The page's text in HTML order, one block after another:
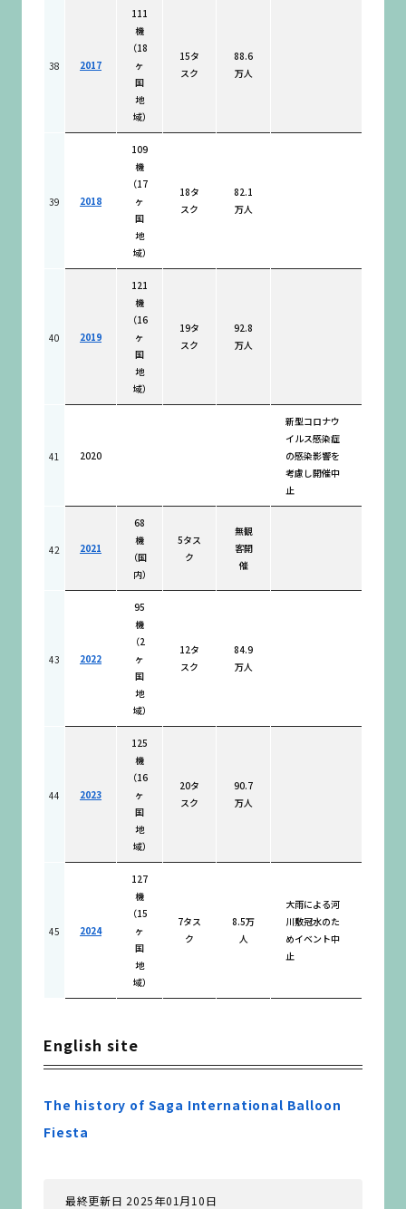
38 2017
111
機
（18
ヶ
国
地
域）
15タ
スク
88.6
万人
39 2018
109
機
（17
ヶ
国
地
域）
18タ
スク
82.1
万人
40 2019
121
機
（16
ヶ
国
地
域）
19タ
スク
92.8
万人
41 2020
新型コロナウ
イルス感染症
の感染影響を
考慮し開催中
止
42 2021
68
機
（国
内）
5タス
ク
無観
客開
催
43 2022
95
機
（2
ヶ
国
地
域）
12タ
スク
84.9
万人
44 2023
125
機
（16
ヶ
国
地
域）
20タ
スク
90.7
万人
45 2024
127
機
（15
ヶ
国
地
域）
7タス
ク
8.5万
人
大雨による河
川敷冠水のた
めイベント中
止
English site
The history of Saga International Balloon
Fiesta
最終更新日 2025年01月10日